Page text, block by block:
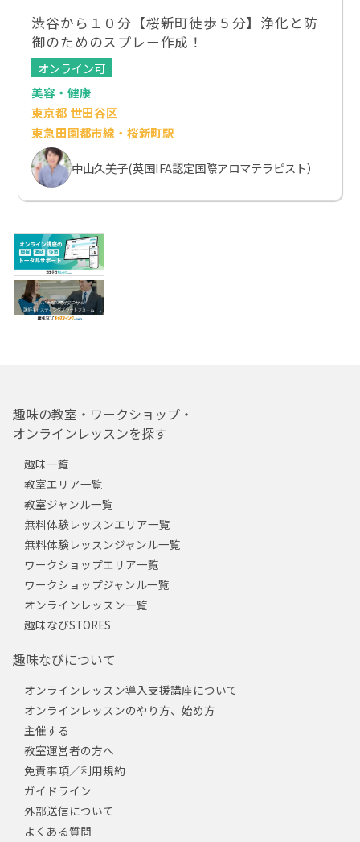
渋谷から１０分【桜新町徒歩５分】浄化と防
御のためのスプレー作成！
オンライン可
美容・健康
東京都 世田谷区
東急田園都市線・桜新町駅
中山久美子(英国IFA認定国際アロマテラピスト）
趣味の教室・ワークショップ・
オンラインレッスンを探す
趣味一覧
教室エリア一覧
教室ジャンル一覧
無料体験レッスンエリア一覧
無料体験レッスンジャンル一覧
ワークショップエリア一覧
ワークショップジャンル一覧
オンラインレッスン一覧
趣味なびSTORES
趣味なびについて
オンラインレッスン導入支援講座について
オンラインレッスンのやり方、始め方
主催する
教室運営者の方へ
免責事項／利用規約
ガイドライン
外部送信について
よくある質問